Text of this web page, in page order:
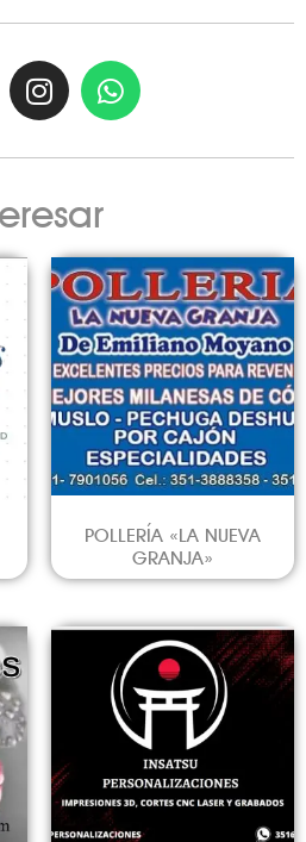
POLLERÍA «LA NUEVA
GRANJA»